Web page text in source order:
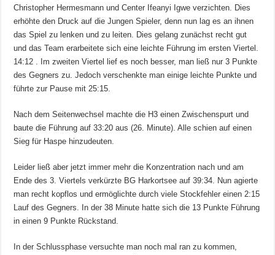
Christopher Hermesmann und Center Ifeanyi Igwe verzichten. Dies
erhöhte den Druck auf die Jungen Spieler, denn nun lag es an ihnen
das Spiel zu lenken und zu leiten. Dies gelang zunächst recht gut
und das Team erarbeitete sich eine leichte Führung im ersten Viertel.
14:12 . Im zweiten Viertel lief es noch besser, man ließ nur 3 Punkte
des Gegners zu. Jedoch verschenkte man einige leichte Punkte und
führte zur Pause mit 25:15.
Nach dem Seitenwechsel machte die H3 einen Zwischenspurt und
baute die Führung auf 33:20 aus (26. Minute). Alle schien auf einen
Sieg für Haspe hinzudeuten.
Leider ließ aber jetzt immer mehr die Konzentration nach und am
Ende des 3. Viertels verkürzte BG Harkortsee auf 39:34. Nun agierte
man recht kopflos und ermöglichte durch viele Stockfehler einen 2:15
Lauf des Gegners. In der 38 Minute hatte sich die 13 Punkte Führung
in einen 9 Punkte Rückstand.
In der Schlussphase versuchte man noch mal ran zu kommen,